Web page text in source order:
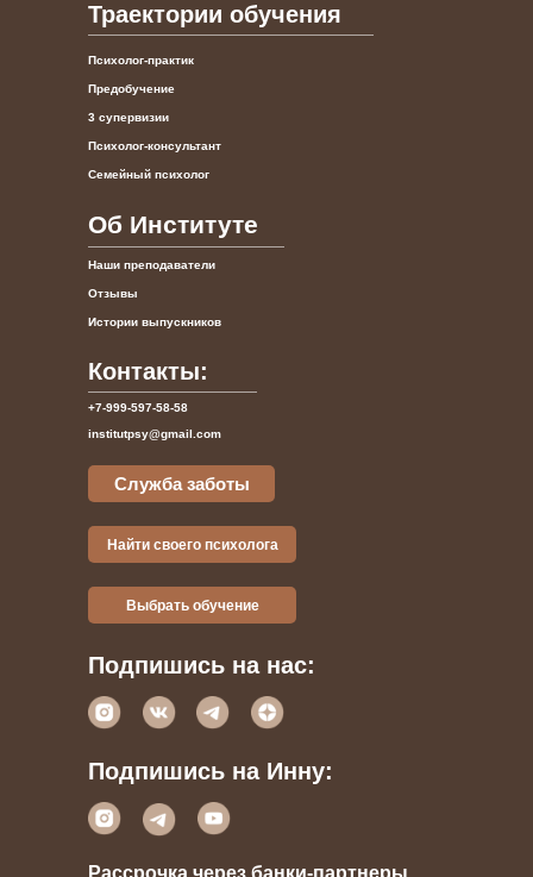
Траектории обучения
Психолог-практик
Предобучение
3 супервизии
Психолог-консультант
Семейный психолог
Контакты:
+7-999-597-58-58
Служба заботы
institutpsy@gmail.com
Об Институте
Наши преподаватели
Отзывы
Истории выпускников
Найти своего психолога
Выбрать обучение
Подпишись на нас:
Подпишись на Инну:
Рассрочка через банки-партнеры